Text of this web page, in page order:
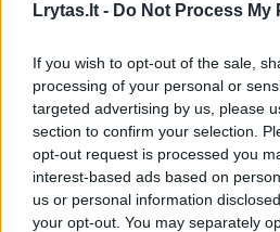
Lrytas.lt - Do Not Process
If you wish to opt-out of the sale,
processing of your personal or
targeted advertising by us, please
section to confirm your selection.
opt-out request is processed you
interest-based ads based on
us or personal information
your opt-out. You may separately
Žinios | Sportas
Rinktinės pranašu tapęs R.
taškų“
Žinios | Eurobasket 2015